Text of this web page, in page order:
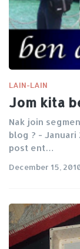
LAIN-LAIN
Jom kita
Nak join
blog ? - Januari
post ent…
December 15,